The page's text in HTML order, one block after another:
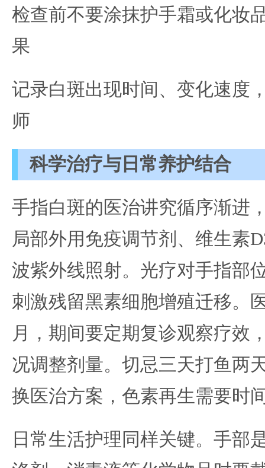
检查前不要涂抹护手霜或化妆
果
记录白斑出现时间、变化速度
师
科学治疗与日常养护结合
手指白斑的医治讲究循序渐进
局部外用免疫调节剂、维生素
波紫外线照射。光疗对手指部
刺激残留黑素细胞增殖迁移。
月，期间要定期复诊观察疗效
况调整剂量。切忌三天打鱼两
换医治方案，色素再生需要时
日常生活护理同样关键。手部